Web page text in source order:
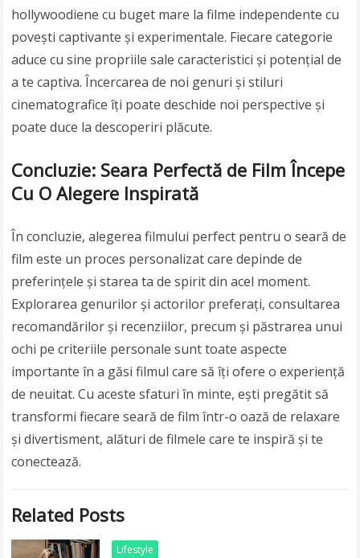
hollywoodiene cu buget mare la filme independente cu
povești captivante și experimentale. Fiecare categorie
aduce cu sine propriile sale caracteristici și potențial de
a te captiva. Încercarea de noi genuri și stiluri
cinematografice îți poate deschide noi perspective și
poate duce la descoperiri plăcute.
Concluzie: Seara Perfectă de Film Începe
Cu O Alegere Inspirată
În concluzie, alegerea filmului perfect pentru o seară de
film este un proces personalizat care depinde de
preferințele și starea ta de spirit din acel moment.
Explorarea genurilor și actorilor preferați, consultarea
recomandărilor și recenziilor, precum și păstrarea unui
ochi pe criteriile personale sunt toate aspecte
importante în a găsi filmul care să îți ofere o experiență
de neuitat. Cu aceste sfaturi în minte, ești pregătit să
transformi fiecare seară de film într-o oază de relaxare
și divertisment, alături de filmele care te inspiră și te
conectează.
Related Posts
Lifestyle